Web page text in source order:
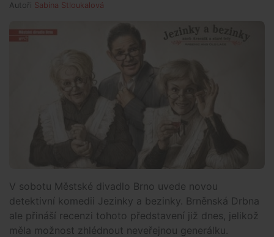
Autoři Sabina Stloukalová
V sobotu Městské divadlo Brno uvede novou
detektivní komedii Jezinky a bezinky. Brněnská Drbna
ale přináší recenzi tohoto představení již dnes, jelikož
měla možnost zhlédnout neveřejnou generálku.